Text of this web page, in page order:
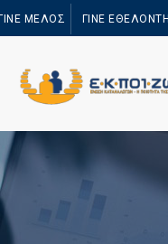
ΜΕΛΟΣ ΓΙΝΕ